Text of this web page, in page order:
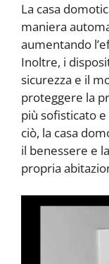
La casa
maniera
aumentando
Inoltre, i
sicurezza e il
proteggere la
più sofisticato
ciò, la casa
il benessere e
propria